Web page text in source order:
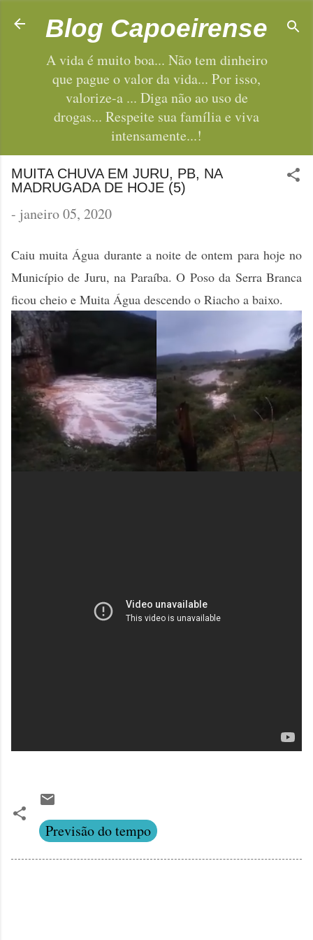
Pular para o conteúdo principal
Blog Capoeirense
A vida é muito boa... Não tem dinheiro
que pague o valor da vida... Por isso,
valorize-a ... Diga não ao uso de
drogas... Respeite sua família e viva
intensamente...!
MUITA CHUVA EM JURU, PB, NA
MADRUGADA DE HOJE (5)
- janeiro 05, 2020
Caiu muita Água durante a noite de ontem para hoje no
Município de Juru, na Paraíba. O Poso da Serra Branca
ficou cheio e Muita Água descendo o Riacho a baixo.
Previsão do tempo